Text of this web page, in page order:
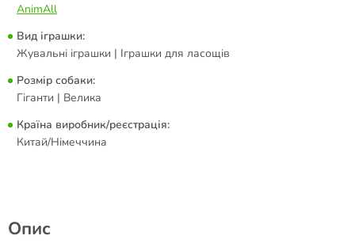
AnimAll
Вид іграшки:
Жувальні іграшки | Іграшки для ласощів
Розмір собаки:
Гіганти | Велика
Країна виробник/реєстрація:
Китай/Німеччина
Опис